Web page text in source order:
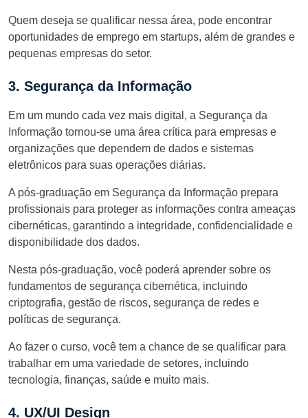
Quem deseja se qualificar nessa área, pode encontrar
oportunidades de emprego em startups, além de grandes e
pequenas empresas do setor.
3. Segurança da Informação
Em um mundo cada vez mais digital, a Segurança da
Informação tornou-se uma área crítica para empresas e
organizações que dependem de dados e sistemas
eletrônicos para suas operações diárias.
A pós-graduação em Segurança da Informação prepara
profissionais para proteger as informações contra ameaças
cibernéticas, garantindo a integridade, confidencialidade e
disponibilidade dos dados.
Nesta pós-graduação, você poderá aprender sobre os
fundamentos de segurança cibernética, incluindo
criptografia, gestão de riscos, segurança de redes e
políticas de segurança.
Ao fazer o curso, você tem a chance de se qualificar para
trabalhar em uma variedade de setores, incluindo
tecnologia, finanças, saúde e muito mais.
4. UX/UI Design